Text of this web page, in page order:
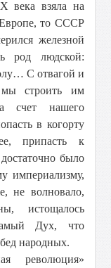
века взяла на
Европе, то СССР
железной
род людской:
С отвагой и
мы строить им
счет нашего
в когорту
припасть к
было
империализму,
не волновало,
истощалось
Дух, что
народных.
революция»